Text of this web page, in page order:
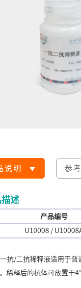
说明 参
描述
产品编号
U10008 /
一抗/二抗稀释液适用于普
稀释后的抗体可放置于